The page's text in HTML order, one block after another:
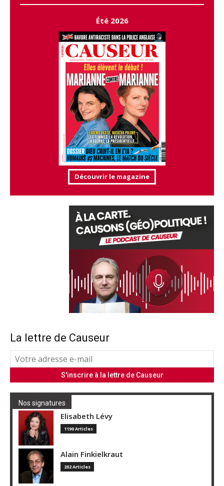
Été 2026
Découvrir le magazine
La lettre de Causeur
Nos signatures
Elisabeth Lévy
1190 Articles
Alain Finkielkraut
202 Articles